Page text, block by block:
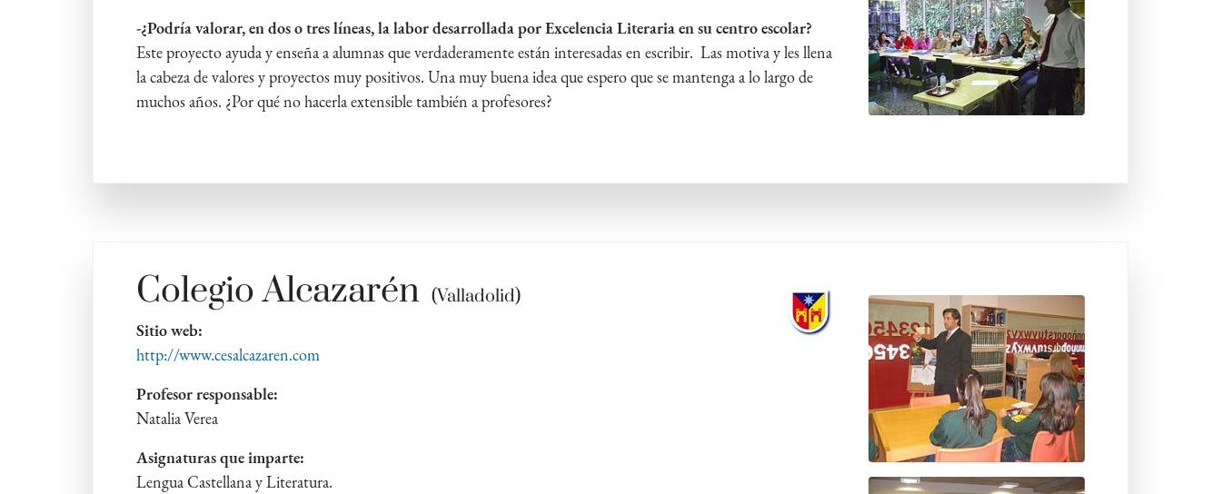
-¿Podría valorar, en dos o tres líneas, la labor desarrollada por Excelencia Literaria en su centro escolar?
Este proyecto ayuda y enseña a alumnas que verdaderamente están interesadas en escribir. Las motiva y les llena
la cabeza de valores y proyectos muy positivos. Una muy buena idea que espero que se mantenga a lo largo de
muchos años. ¿Por qué no hacerla extensible también a profesores?
Colegio Alcazarén (Valladolid)
Sitio web:
http://www.cesalcazaren.com
Profesor responsable:
Natalia Verea
Asignaturas que imparte:
Lengua Castellana y Literatura.